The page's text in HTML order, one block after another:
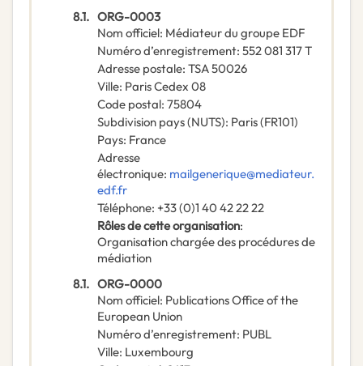
8.1. ORG-0003
Nom officiel: Médiateur du groupe EDF
Numéro d’enregistrement: 552 081 317 T
Adresse postale: TSA 50026
Ville: Paris Cedex 08
Code postal: 75804
Subdivision pays (NUTS): Paris(FR101)
Pays: France
Adresse
électronique: mailgenerique@mediateur.
edf.fr
Téléphone: +33 (0)1 40 42 22 22
Rôles de cette organisation:
Organisation chargée des procédures de
médiation
8.1. ORG-0000
Nom officiel: Publications Office of the
European Union
Numéro d’enregistrement: PUBL
Ville: Luxembourg